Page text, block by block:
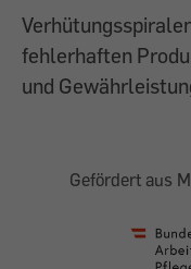
fehlerhaften
und
Gefördert aus